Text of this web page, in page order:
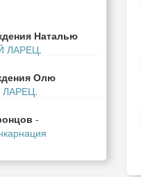
Наталью
ЛАРЕЦ.
Олю
-